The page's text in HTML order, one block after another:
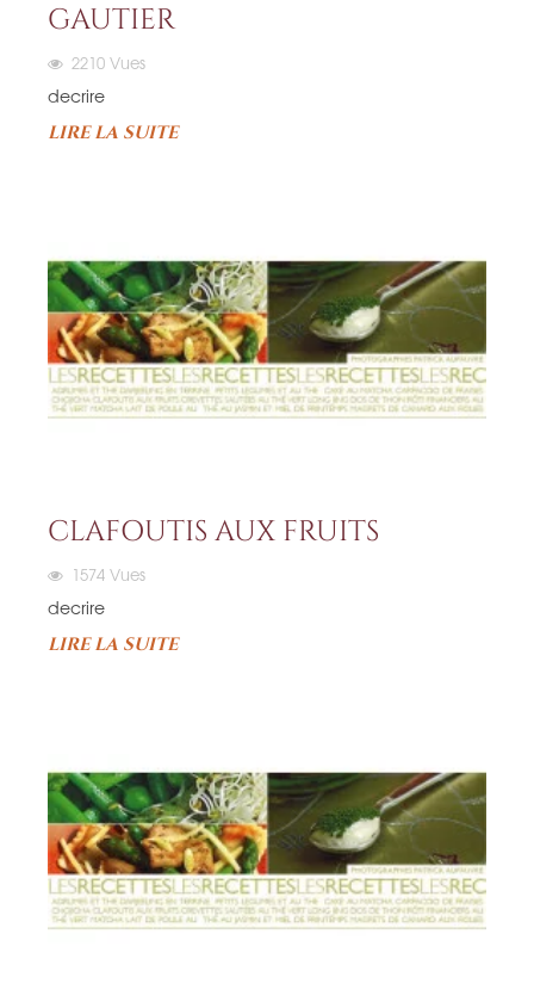
GAUTIER
2210 Vues
decrire
LIRE LA SUITE
CLAFOUTIS AUX FRUITS
1574 Vues
decrire
LIRE LA SUITE